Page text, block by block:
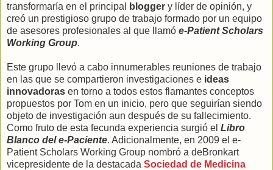
transformaría en el principal
blogger y líder de opinión, y
creó un prestigioso grupo de trabajo formado por un equipo
de asesores profesionales al que llamó e-Patient Scholars
Working Group.
Este grupo llevó a cabo innumerables reuniones de trabajo
en las que se compartieron investigaciones e ideas
innovadoras en torno a todos estos flamantes conceptos
propuestos por Tom en un inicio, pero que seguirían siendo
objeto de investigación aun después de su fallecimiento.
Como fruto de esta fecunda experiencia surgió el Libro
Blanco del e-Paciente. Adicionalmente, en 2009 el e-
Patient Scholars Working Group nombró a deBronkart
vicepresidente de la destacada Sociedad de Medicina